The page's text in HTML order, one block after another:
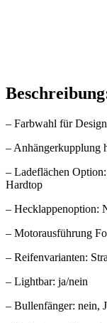
– Farbwahl für
– Anhängerkupplung
– Ladeflächen
Hardtop
– Hecklappenoption:
– Motorausführung
– Reifenvarianten:
– Lightbar: ja/nein
– Bullenfänger: nein,